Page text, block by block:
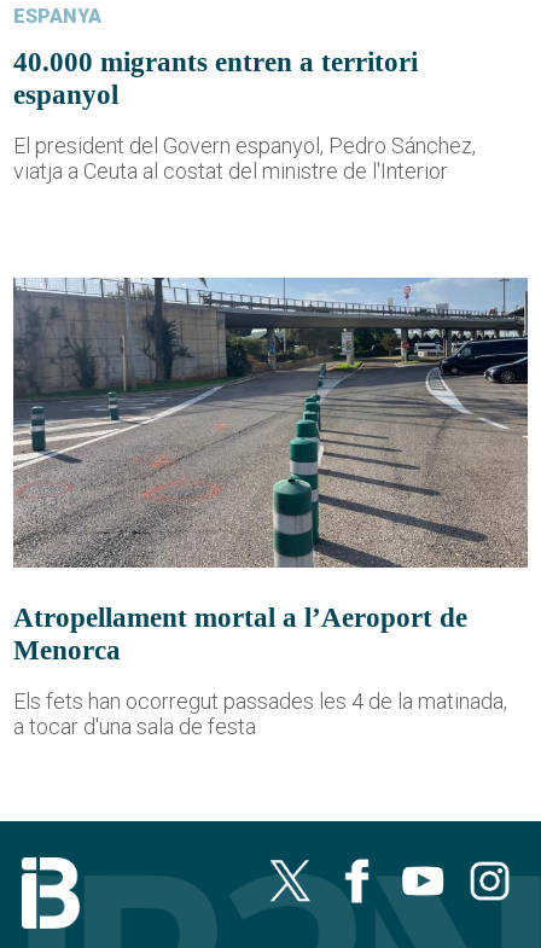
ESPANYA
40.000 migrants entren a territori
espanyol
El president del Govern espanyol, Pedro Sánchez,
viatja a Ceuta al costat del ministre de l'Interior
Atropellament mortal a l’Aeroport de
Menorca
Els fets han ocorregut passades les 4 de la matinada,
a tocar d'una sala de festa